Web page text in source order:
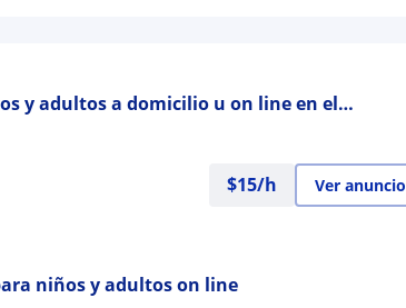
y adultos a domicilio u on line en el
$15/h Ver anuncio
niños y adultos on line